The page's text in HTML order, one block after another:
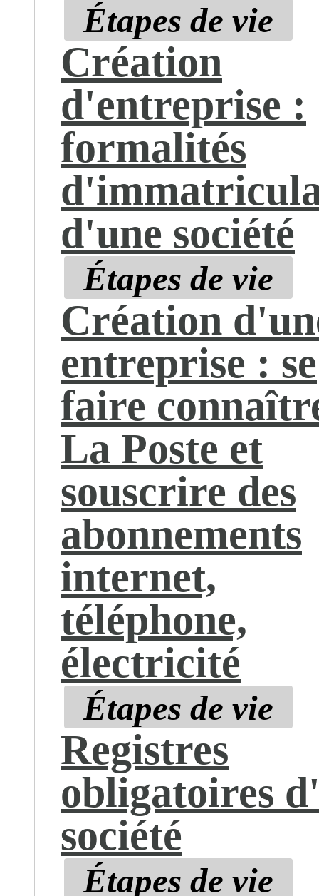
Étapes de vie
Création
d'entreprise :
formalités
d'une société
Étapes de vie
Création
entreprise : se
faire
La Poste et
souscrire des
abonnements
internet,
téléphone,
électricité
Étapes de vie
Registres
obligatoires
société
Étapes de vie